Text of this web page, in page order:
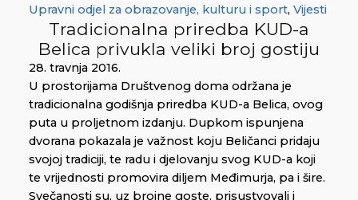
Upravni odjel za obrazovanje, kulturu i sport, Vijesti
Tradicionalna priredba KUD-a
Belica privukla veliki broj gostiju
28. travnja 2016.
U prostorijama Društvenog doma održana je
tradicionalna godišnja priredba KUD-a Belica, ovog
puta u proljetnom izdanju. Dupkom ispunjena
dvorana pokazala je važnost koju Beličanci pridaju
svojoj tradiciji, te radu i djelovanju svog KUD-a koji
te vrijednosti promovira diljem Međimurja, pa i šire.
Svečanosti su, uz brojne goste, prisustvovali i